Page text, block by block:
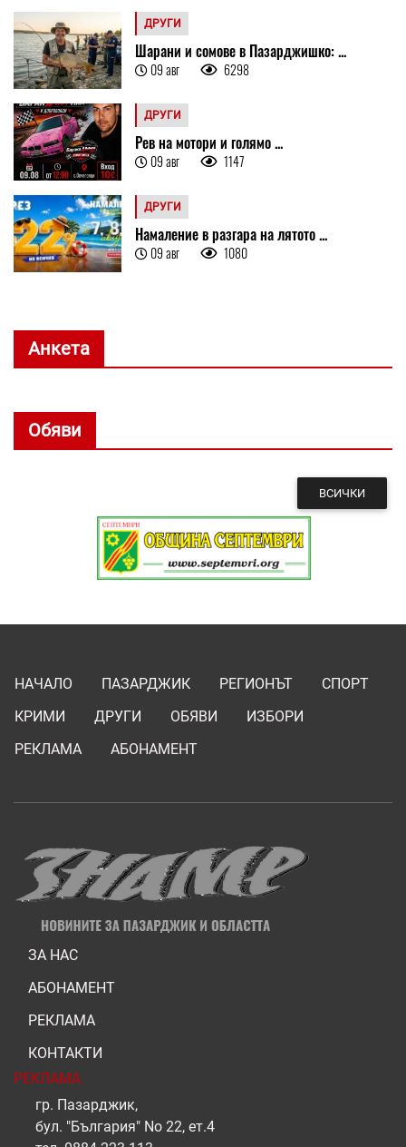
ДРУГИ
Шарани и сомове в Пазарджишко: ...
09 авг 6298
ДРУГИ
Рев на мотори и голямо ...
09 авг 1147
ДРУГИ
Намаление в разгара на лятото ...
09 авг 1080
Анкета
Обяви
ВСИЧКИ
НАЧАЛО ПАЗАРДЖИК РЕГИОНЪТ
СПОРТ
КРИМИ
ДРУГИ ОБЯВИ
ИЗБОРИ
РЕКЛАМА
АБОНАМЕНТ
ЗА НАС
АБОНАМЕНТ
РЕКЛАМА
КОНТАКТИ
РЕКЛАМА
гр. Пазарджик,
бул. "България" No 22, ет.4